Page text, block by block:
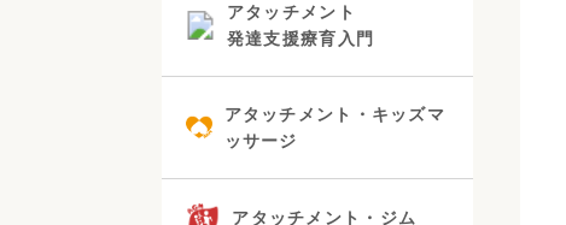
アタッチメント
発達支援療育入門
アタッチメント・キッズマ
ッサージ
アタッチメント・ジム